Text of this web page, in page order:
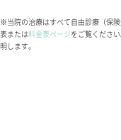
※当院の治療はすべて自由診療（保
表または料金表ページをご覧くださ
明します。